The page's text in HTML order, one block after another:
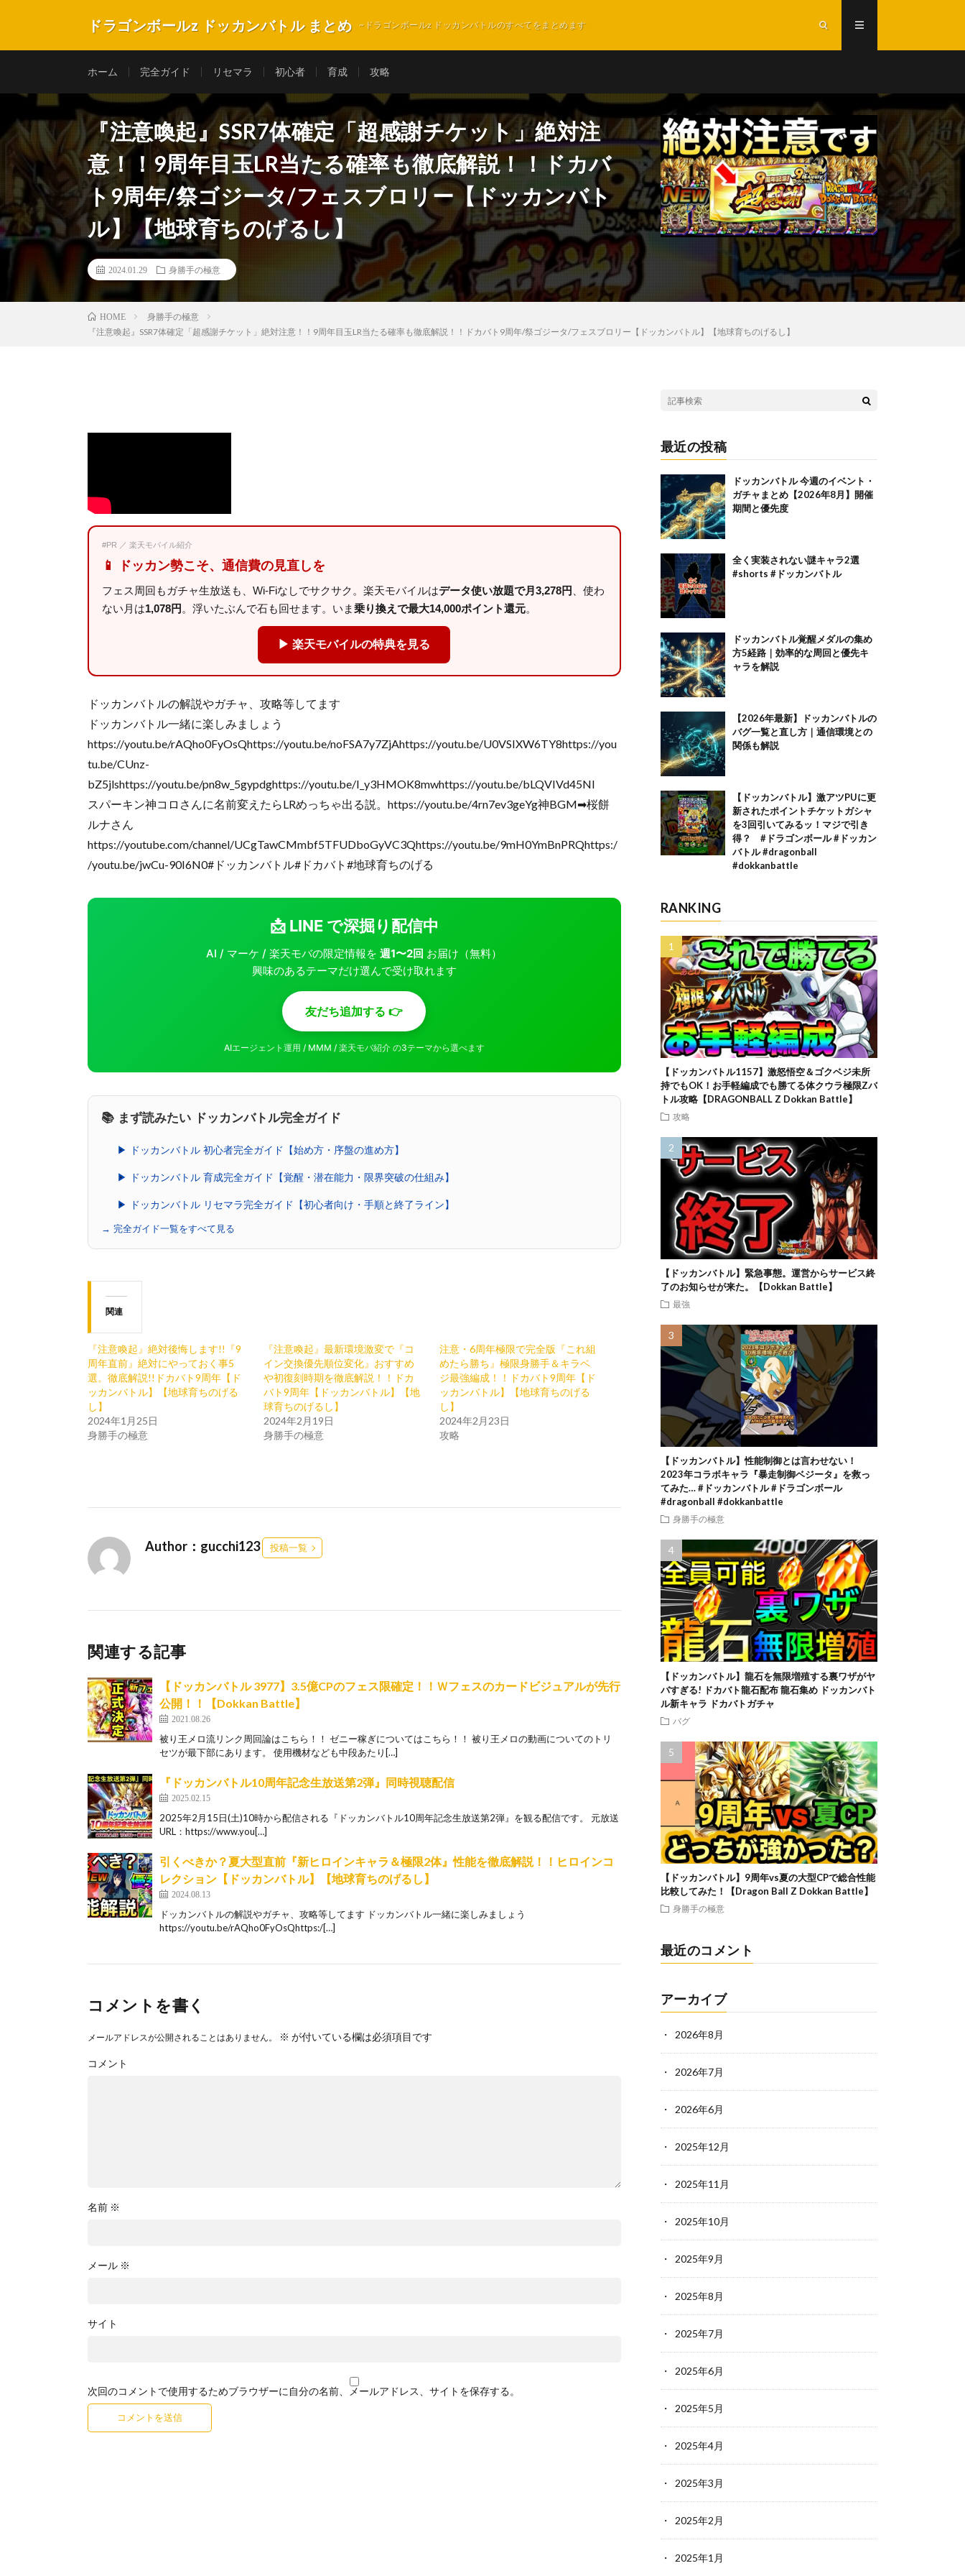
ドラゴンボールz ドッカンバトル まとめ ~ドラゴンボールz ドッカンバトルのすべてをまとめます
ホーム 完全ガイド リセマラ 初心者 育成 攻略
『注意喚起』SSR7体確定「超感謝チケット」絶対注
意！！9周年目玉LR当たる確率も徹底解説！！ドカバ
ト9周年/祭ゴジータ/フェスブロリー【ドッカンバト
ル】【地球育ちのげるし】
2024.01.29 身勝手の極意
HOME
身勝手の極意
『注意喚起』SSR7体確定「超感謝チケット」絶対注意！！9周年目玉LR当たる確率も徹底解説！！ドカバト9周年/祭ゴジータ/フェスブロリー【ドッカンバトル】【地球育ちのげるし】
#PR ／ 楽天モバイル紹介
📱 ドッカン勢こそ、通信費の見直しを
フェス周回もガチャ生放送も、Wi-Fiなしでサクサク。楽天モバイルはデータ使い放題で月3,278円
、使わ
ない月は1,078円 。浮いたぶんで石も回せます。いま乗り換えで最大14,000ポイント還元。
▶ 楽天モバイルの特典を見る
ドッカンバトルの解説やガチャ、攻略等してます
ドッカンバトル一緒に楽しみましょう
https://youtu.be/rAQho0FyOsQhttps://youtu.be/noFSA7y7ZjAhttps://youtu.be/U0VSIXW6TY8https://you
tu.be/CUnz-
bZ5jlshttps://youtu.be/pn8w_5gypdghttps://youtu.be/I_y3HMOK8mwhttps://youtu.be/bLQVIVd45NI
スパーキン神コロさんに名前変えたらLRめっちゃ出る説。https://youtu.be/4rn7ev3geYg神BGM➡︎桜餅
ルナさん
https://youtube.com/channel/UCgTawCMmbf5TFUDboGyVC3Qhttps://youtu.be/9mH0YmBnPRQhttps:/
/youtu.be/jwCu-90I6N0#ドッカンバトル#ドカバト#地球育ちのげる
📩 LINE で深掘り配信中
AI / マーケ / 楽天モバの限定情報を週1〜2回 お届け（無料）
興味のあるテーマだけ選んで受け取れます
友だち追加する 👉
AIエージェント運用 / MMM / 楽天モバ紹介 の3テーマから選べます
📚 まず読みたい ドッカンバトル完全ガイド
▶ ドッカンバトル 初心者完全ガイド【始め方・序盤の進め方】
▶ ドッカンバトル 育成完全ガイド【覚醒・潜在能力・限界突破の仕組み】
▶ ドッカンバトル リセマラ完全ガイド【初心者向け・手順と終了ライン】
→ 完全ガイド一覧をすべて見る
関連
『注意喚起』絶対後悔します!!『9
周年直前』絶対にやっておく事5
選。徹底解説!!ドカバト9周年【ド
ッカンバトル】【地球育ちのげる
し】
2024年1月25日
身勝手の極意
『注意喚起』最新環境激変で『コ
イン交換優先順位変化』おすすめ
や初復刻時期を徹底解説！！ドカ
バト9周年【ドッカンバトル】【地
球育ちのげるし】
2024年2月19日
身勝手の極意
注意・6周年極限で完全版『これ組
めたら勝ち』極限身勝手＆キラベ
ジ最強編成！！ドカバト9周年【ド
ッカンバトル】【地球育ちのげる
し】
2024年2月23日
攻略
Author：gucchi123 投稿一覧
関連する記事
【ドッカンバトル 3977】3.5億CPのフェス限確定！！Ｗフェスのカードビジュアルが先行
公開！！【Dokkan Battle】
2021.08.26
被り王メロ流リンク周回論はこちら！！ ゼニー稼ぎについてはこちら！！ 被り王メロの動画についてのトリ
セツが最下部にあります。 使用機材なども中段あたり[…]
『ドッカンバトル10周年記念生放送第2弾』同時視聴配信
2025.02.15
2025年2月15日(土)10時から配信される『ドッカンバトル10周年記念生放送第2弾』を観る配信です。 元放送
URL：https://www.you[…]
引くべきか？夏大型直前『新ヒロインキャラ＆極限2体』性能を徹底解説！！ヒロインコ
レクション【ドッカンバトル】【地球育ちのげるし】
2024.08.13
ドッカンバトルの解説やガチャ、攻略等してます ドッカンバトル一緒に楽しみましょう
https://youtu.be/rAQho0FyOsQhttps:/[…]
コメントを書く
メールアドレスが公開されることはありません。 ※ が付いている欄は必須項目です
コメント
名前 ※
メール ※
サイト
次回のコメントで使用するためブラウザーに自分の名前、メールアドレス、サイトを保存する。
最近の投稿
ドッカンバトル 今週のイベント・
ガチャまとめ【2026年8月】開催
期間と優先度
全く実装されない謎キャラ2選
#shorts #ドッカンバトル
ドッカンバトル覚醒メダルの集め
方5経路｜効率的な周回と優先キ
ャラを解説
【2026年最新】ドッカンバトルの
バグ一覧と直し方｜通信環境との
関係も解説
【ドッカンバトル】激アツPUに更
新されたポイントチケットガシャ
を3回引いてみるッ！マジで引き
得？ #ドラゴンボール #ドッカン
バトル #dragonball
#dokkanbattle
RANKING
【ドッカンバトル1157】激怒悟空＆ゴクベジ未所
持でもOK！お手軽編成でも勝てる体クウラ極限Zバ
トル攻略【DRAGONBALL Z Dokkan Battle】
攻略
【ドッカンバトル】緊急事態。運営からサービス終
了のお知らせが来た。【Dokkan Battle】
最強
【ドッカンバトル】性能制御とは言わせない！
2023年コラボキャラ『暴走制御ベジータ』を救っ
てみた… #ドッカンバトル #ドラゴンボール
#dragonball #dokkanbattle
身勝手の極意
【ドッカンバトル】龍石を無限増殖する裏ワザがヤ
バすぎる! ドカバト龍石配布 龍石集め ドッカンバト
ル新キャラ ドカバトガチャ
バグ
【ドッカンバトル】9周年vs夏の大型CPで総合性能
比較してみた！【Dragon Ball Z Dokkan Battle】
身勝手の極意
最近のコメント
アーカイブ
2026年8月
2026年7月
2026年6月
2025年12月
2025年11月
2025年10月
2025年9月
2025年8月
2025年7月
2025年6月
2025年5月
2025年4月
2025年3月
2025年2月
2025年1月